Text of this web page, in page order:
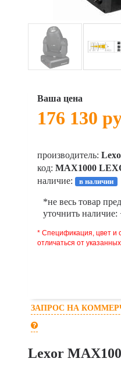
Ваша цена
176 130
производитель:
код: MAX1000
наличие:
в наличии
*не весь товар
уточнить
* Спецификация, цвет и
отличаться от указанных.
ЗАПРОС НА
Lexor